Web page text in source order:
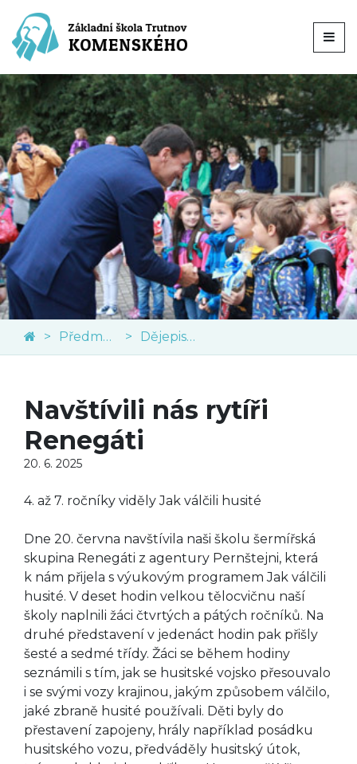
Předměty Dějepis a občanská výchova
Navštívili nás rytíři
Renegáti
20. 6. 2025
4. až 7. ročníky viděly Jak válčili husité
Dne 20. června navštívila naši školu šermířská
skupina Renegáti z agentury Pernštejni, která
k nám přijela s výukovým programem Jak válčili
husité. V deset hodin velkou tělocvičnu naší
školy naplnili žáci čtvrtých a pátých ročníků. Na
druhé představení v jedenáct hodin pak přišly
šesté a sedmé třídy. Žáci se během hodiny
seznámili s tím, jak se husitské vojsko přesouvalo
i se svými vozy krajinou, jakým způsobem válčilo,
jaké zbraně husité používali. Děti byly do
přestavení zapojeny, hrály například posádku
husitského vozu, předváděly husitský útok,